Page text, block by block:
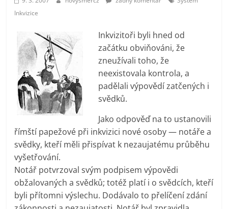
prospívá?
Inkvizice
Inkvizitoři byli hned od
začátku obviňováni, že
zneužívali toho, že
neexistovala kontrola, a
padělali výpovědí zatčených i
svědků.
Jako odpověď na to ustanovili
římští papežové při inkvizici nové osoby — notáře a
svědky, kteří měli přispívat k nezaujatému průběhu
vyšetřování.
Notář potvrzoval svým podpisem výpovědi
obžalovaných a svědků; totéž platí i o svědcích, kteří
byli přítomni výslechu. Dodávalo to přelíčení zdání